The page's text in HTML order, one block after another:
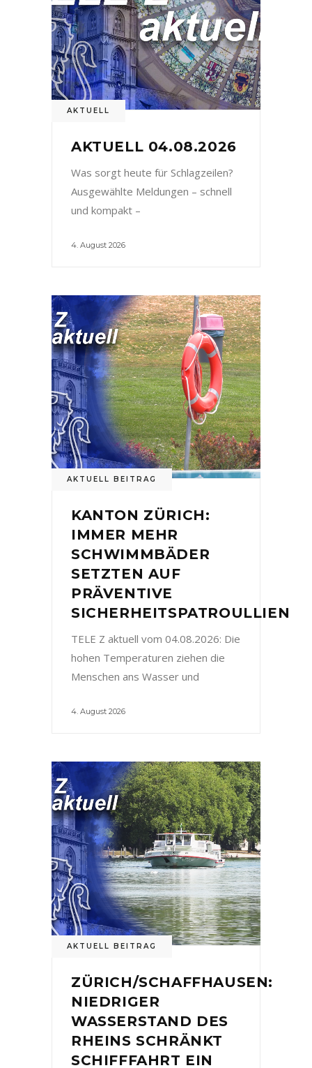
AKTUELL
AKTUELL 04.08.2026
Was sorgt heute für Schlagzeilen?
Ausgewählte Meldungen – schnell
und kompakt –
4. August 2026
AKTUELL BEITRAG
KANTON ZÜRICH:
IMMER MEHR
SCHWIMMBÄDER
SETZTEN AUF
PRÄVENTIVE
SICHERHEITSPATROULLIEN
TELE Z aktuell vom 04.08.2026: Die
hohen Temperaturen ziehen die
Menschen ans Wasser und
4. August 2026
AKTUELL BEITRAG
ZÜRICH/SCHAFFHAUSEN:
NIEDRIGER
WASSERSTAND DES
RHEINS SCHRÄNKT
SCHIFFFAHRT EIN